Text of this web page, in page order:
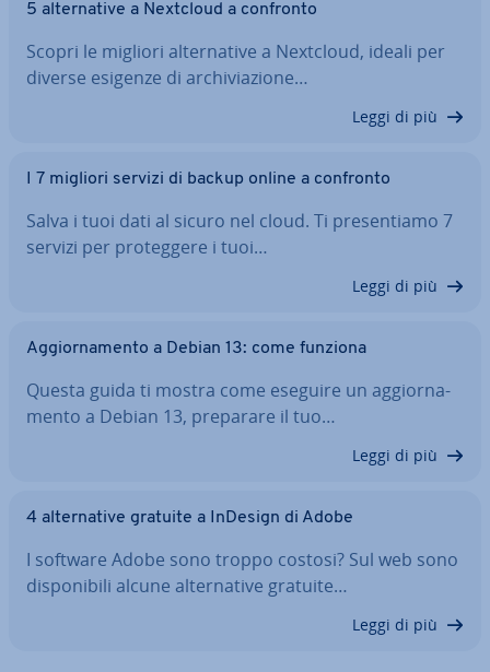
5 al­ter­na­ti­ve a Nextcloud a confronto
Scopri le migliori al­ter­na­ti­ve a Nextcloud, ideali per
diverse esigenze di ar­chi­via­zio­ne…
Leggi di più
I 7 migliori servizi di backup online a confronto
Salva i tuoi dati al sicuro nel cloud. Ti pre­sen­tia­mo 7
servizi per pro­teg­ge­re i tuoi…
Leggi di più
Ag­gior­na­men­to a Debian 13: come funziona
Questa guida ti mostra come eseguire un ag­gior­na­
men­to a Debian 13, preparare il tuo…
Leggi di più
4 al­ter­na­ti­ve gratuite a InDesign di Adobe
I software Adobe sono troppo costosi? Sul web sono
di­spo­ni­bi­li alcune al­ter­na­ti­ve gratuite…
Leggi di più